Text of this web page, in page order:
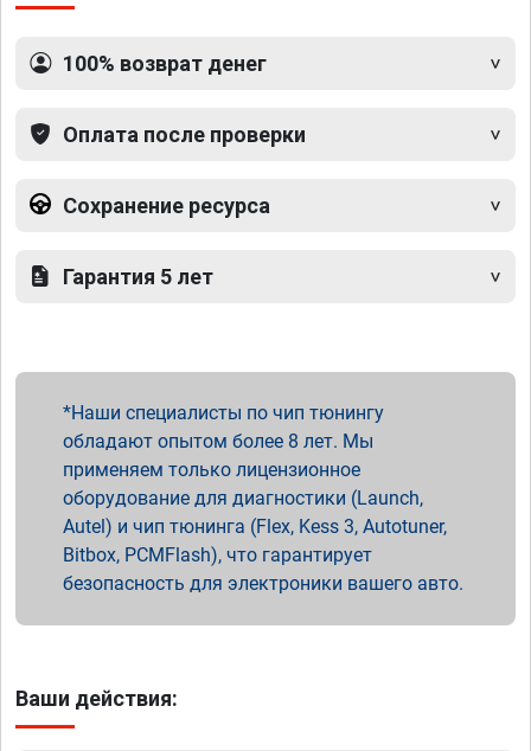
100% возврат денег
Оплата после проверки
Сохранение ресурса
Гарантия 5 лет
Наши специалисты по чип тюнингу
обладают опытом более 8 лет. Мы
применяем только лицензионное
оборудование для диагностики (Launch,
Autel) и чип тюнинга (Flex, Kess 3, Autotuner,
Bitbox, PCMFlash), что гарантирует
безопасность для электроники вашего авто.
Ваши действия: